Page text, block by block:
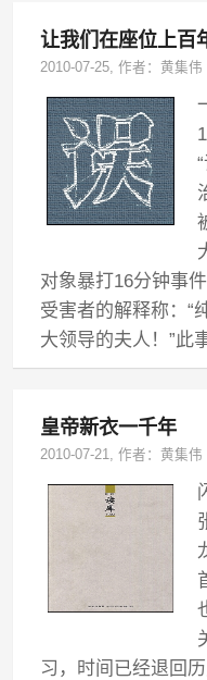
让我们在座位上百
2010-07-25, 作者：黄集伟
对象暴打16分钟事
受害者的解释称：“
大领导的夫人！”此
皇帝新衣一千年
2010-07-21, 作者：黄集伟
习，时间已经退回